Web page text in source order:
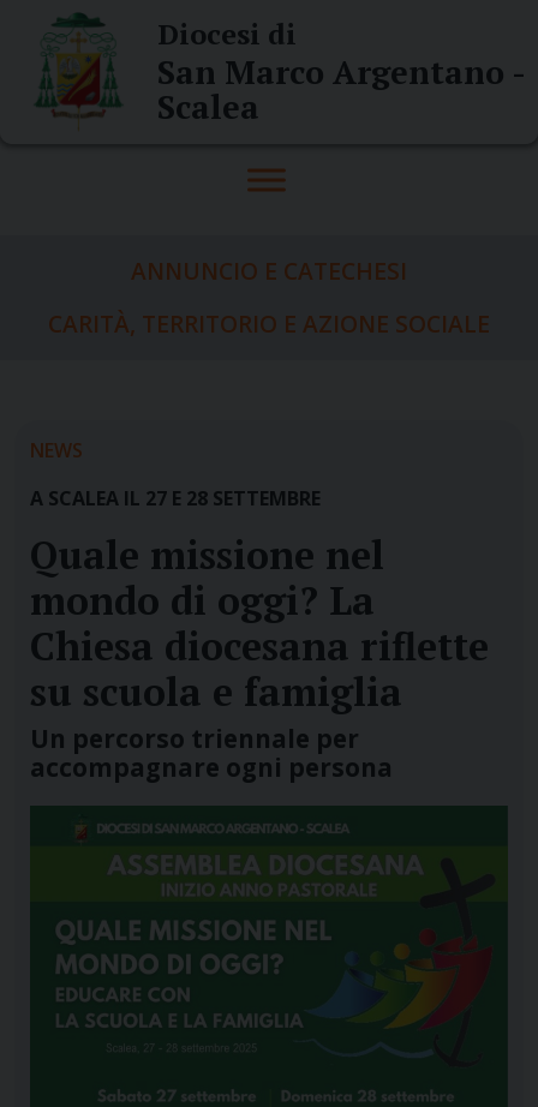
content
Diocesi di
San Marco Argentano -
Scalea
ANNUNCIO E CATECHESI
CARITÀ, TERRITORIO E AZIONE SOCIALE
NEWS
A SCALEA IL 27 E 28 SETTEMBRE
Quale missione nel
mondo di oggi? La
Chiesa diocesana riflette
su scuola e famiglia
Un percorso triennale per
accompagnare ogni persona